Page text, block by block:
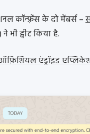
कॉन्फ़्रेंस के दो मेंबर्स –
ने भी ट्वीट किया है.
एंड्रॉइड